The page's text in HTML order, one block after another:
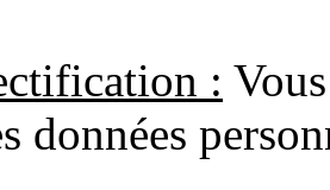
:
données